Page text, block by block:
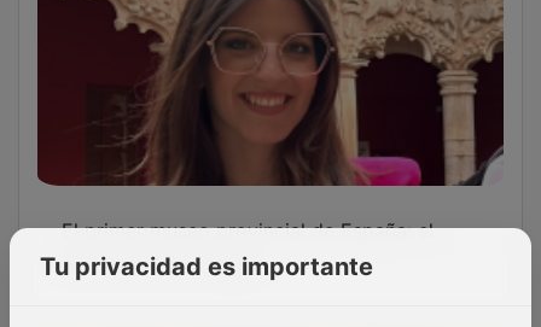
Tu privacidad es importante